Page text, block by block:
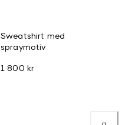
Sweatshirt med
spraymotiv
1 800 kr